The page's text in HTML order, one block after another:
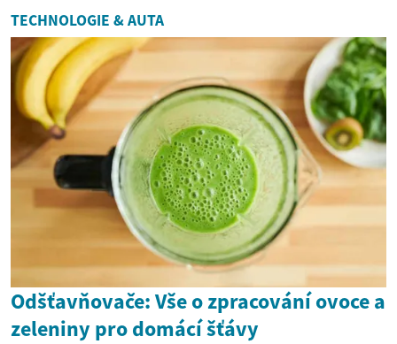
TECHNOLOGIE & AUTA
Odšťavňovače: Vše o zpracování ovoce a
zeleniny pro domácí šťávy